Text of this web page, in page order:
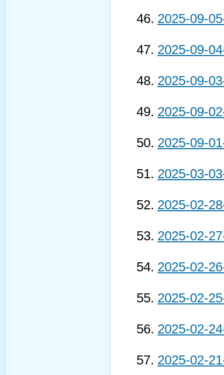
2025-09-
2025-09-
2025-09-
2025-09-
2025-09-
2025-03-
2025-02-
2025-02-
2025-02-
2025-02-
2025-02-
2025-02-